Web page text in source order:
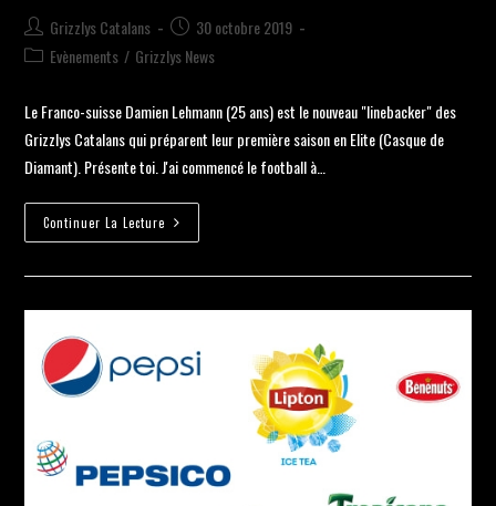
Grizzlys Catalans
30 octobre 2019
Evènements / Grizzlys News
Le Franco-suisse Damien Lehmann (25 ans) est le nouveau "linebacker" des
Grizzlys Catalans qui préparent leur première saison en Elite (Casque de
Diamant). Présente toi. J'ai commencé le football à…
Continuer La Lecture